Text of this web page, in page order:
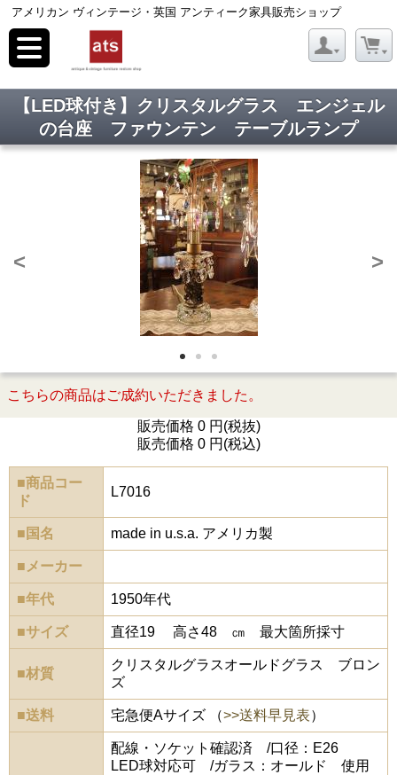
アメリカン ヴィンテージ・英国 アンティーク家具販売ショップ
toggle
navigation
【LED球付き】クリスタルグラス エンジェル
の台座 ファウンテン テーブルランプ
< >
こちらの商品はご成約いただきました。
販売価格 0 円(税抜)
販売価格 0 円(税込)
■商品コー
ド
L7016
■国名 made in u.s.a. アメリカ製
■メーカー
■年代 1950年代
■サイズ 直径19 高さ48 ㎝ 最大箇所採寸
■材質
クリスタルグラスオールドグラス ブロン
ズ
■送料 宅急便Aサイズ （>>送料早見表）
配線・ソケット確認済 /口径：E26
LED球対応可 /ガラス：オールド 使用